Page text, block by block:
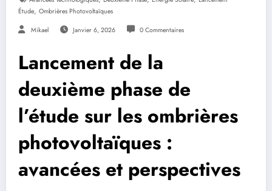
Étude, Ombrières Photovoltaïques
Mikael Janvier 6, 2026 0 Commentaires
Lancement de la
deuxième phase de
l’étude sur les ombrières
photovoltaïques :
avancées et perspectives